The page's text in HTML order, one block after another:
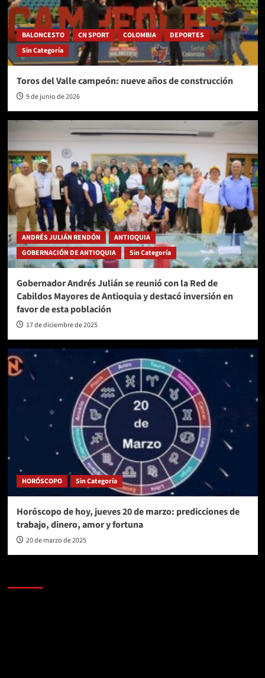
BALONCESTO CN SPORT COLOMBIA
DEPORTES
Sin Categoría
Toros del Valle campeón: nueve años de construcción
9 de junio de 2026
ANDRÉS JULIÁN RENDÓN
ANTIOQUIA
GOBERNACIÓN DE ANTIOQUIA
Sin Categoría
Gobernador Andrés Julián se reunió con la Red de
Cabildos Mayores de Antioquia y destacó inversión en
favor de esta población
17 de diciembre de 2025
HORÓSCOPO Sin Categoría
Horóscopo de hoy, jueves 20 de marzo: predicciones de
trabajo, dinero, amor y fortuna
20 de marzo de 2025